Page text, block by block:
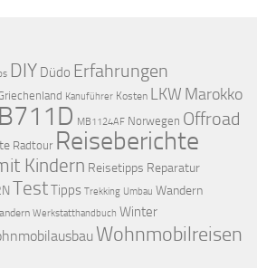
DIY Düdo Erfahrungen
Kanuführer Kosten LKW Marokko
MB1124AF Norwegen Offroad
Radtour Reiseberichte
Kindern Reisetipps Reparatur
TestTipps Trekking Umbau Wandern
Werkstatthandbuch Winter
Wohnmobilreisen